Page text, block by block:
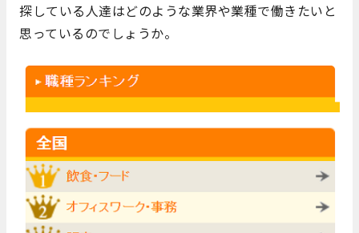
探している人達はどのような業界や業種で働きたいと
思っているのでしょうか。